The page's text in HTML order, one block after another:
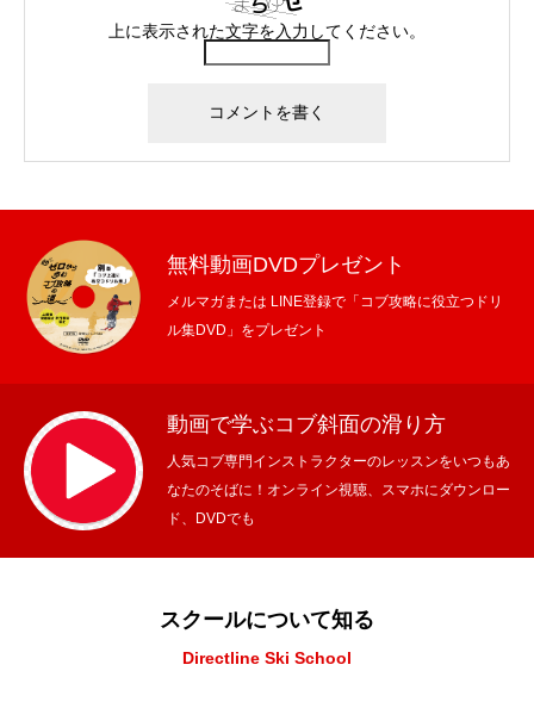
上に表示された文字を入力してください。
無料動画DVDプレゼント
メルマガまたは LINE登録で「コブ攻略に役立つドリ
ル集DVD」をプレゼント
動画で学ぶコブ斜面の滑り方
人気コブ専門インストラクターのレッスンをいつもあ
なたのそばに！オンライン視聴、スマホにダウンロー
ド、DVDでも
スクールについて知る
Directline Ski School